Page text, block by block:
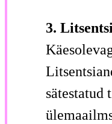
3.
sätestatud